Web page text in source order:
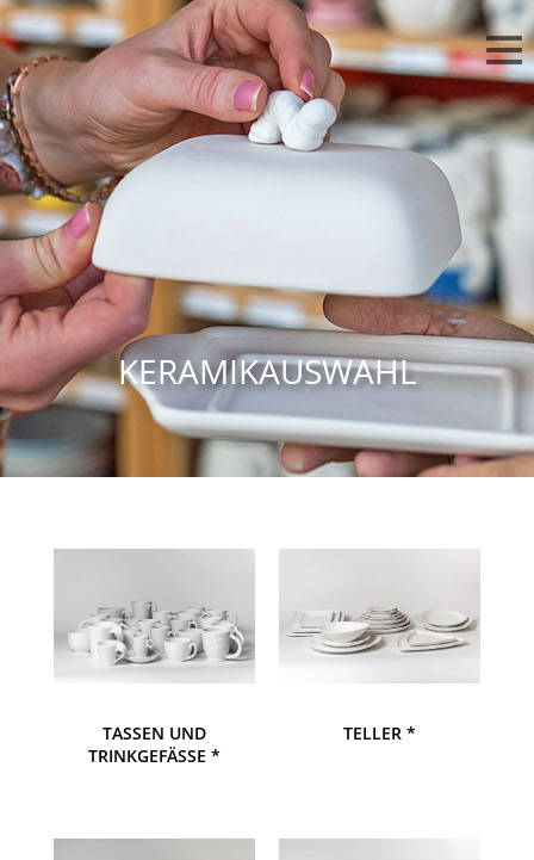
KERAMIKAUSWAHL
TASSEN UND
TRINKGEFÄSSE *
TELLER *